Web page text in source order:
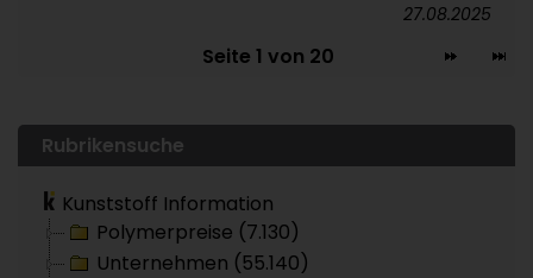
27.08.2025
Seite 1 von 20
Rubrikensuche
Kunststoff Information
Polymerpreise (7.130)
Unternehmen (55.140)